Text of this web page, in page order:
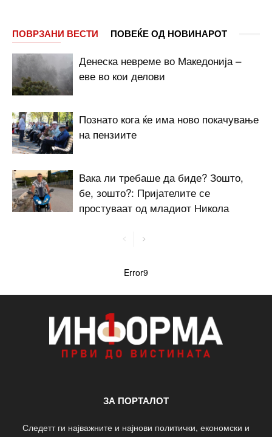
ПОВРЗАНИ ВЕСТИ ПОВЕЌЕ ОД НОВИНАРОТ
Денеска невреме во Македонија –
еве во кои делови
Познато кога ќе има ново покачување
на пензиите
Вака ли требаше да биде? Зошто,
бе, зошто?: Пријателите се
простуваат од младиот Никола
Error9
ЗА ПОРТАЛОТ
Следетт ги најважните и најнови политички, економски и